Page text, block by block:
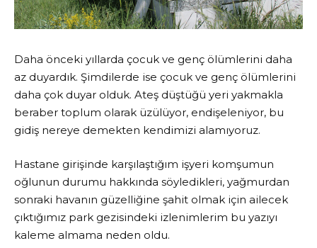
Daha önceki yıllarda çocuk ve genç ölümlerini daha
az duyardık. Şimdilerde ise çocuk ve genç ölümlerini
daha çok duyar olduk. Ateş düştüğü yeri yakmakla
beraber toplum olarak üzülüyor, endişeleniyor, bu
gidiş nereye demekten kendimizi alamıyoruz.
Hastane girişinde karşılaştığım işyeri komşumun
oğlunun durumu hakkında söyledikleri, yağmurdan
sonraki havanın güzelliğine şahit olmak için ailecek
çıktığımız park gezisindeki izlenimlerim bu yazıyı
kaleme almama neden oldu.